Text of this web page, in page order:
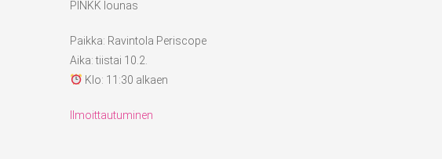
PINKK lounas
Paikka: Ravintola Periscope
Aika: tiistai 10.2.
Klo: 11:30 alkaen
Ilmoittautuminen